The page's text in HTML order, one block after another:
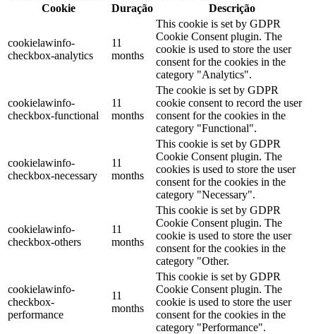
Cookie
Duração Descrição
cookielawinfo-
checkbox-analytics
11
months
This cookie is set by GDPR
Cookie Consent plugin. The
cookie is used to store the user
consent for the cookies in the
category "Analytics".
cookielawinfo-
checkbox-functional
11
months
The cookie is set by GDPR
cookie consent to record the user
consent for the cookies in the
category "Functional".
cookielawinfo-
checkbox-necessary
11
months
This cookie is set by GDPR
Cookie Consent plugin. The
cookies is used to store the user
consent for the cookies in the
category "Necessary".
cookielawinfo-
checkbox-others
11
months
This cookie is set by GDPR
Cookie Consent plugin. The
cookie is used to store the user
consent for the cookies in the
category "Other.
cookielawinfo-
checkbox-
performance
11
months
This cookie is set by GDPR
Cookie Consent plugin. The
cookie is used to store the user
consent for the cookies in the
category "Performance".